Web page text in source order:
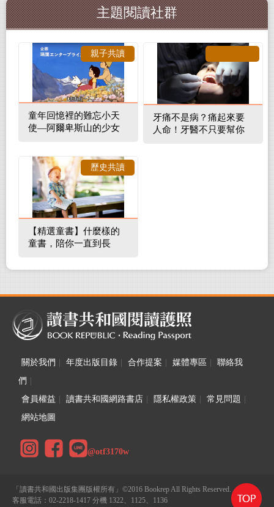
主題閱讀社群
童年回憶裡的難忘小天
使—阿爾卑斯山的少女
親子共讀
牙痛不是病？痛起來要
人命！牙醫不只要幫你
【精選童書】什麼樣的
童書，陪你一直到長
歷史共讀
關於我們 年度出版目錄 合作提案 媒體專區
聯絡我
們
會員權益
讀書共和國網路書店 隱私權政策 常見問題
網站地圖
@otf3170w
「讀書共和國出版集團版權所有」©2016 Bookrep All Rights Reserved.
客服電話：02-2218-1417 分機 1322、1125、1136